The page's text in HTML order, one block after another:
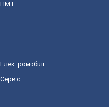
НМТ
Електромобілі
Сервіс